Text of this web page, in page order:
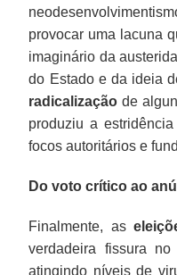
provocar uma lacuna
imaginário da
do Estado e da ideia
radicalização de
produziu a
focos autoritários e
Do voto crítico ao
Finalmente, as
verdadeira fissura
atingindo níveis de